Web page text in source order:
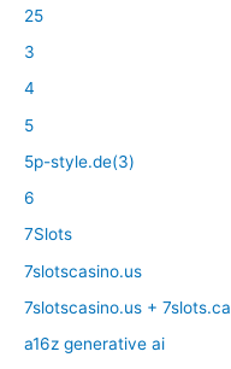
25
3
4
5
5p-style.de(3)
6
7Slots
7slotscasino.us
7slotscasino.us + 7slots.ca
a16z generative ai